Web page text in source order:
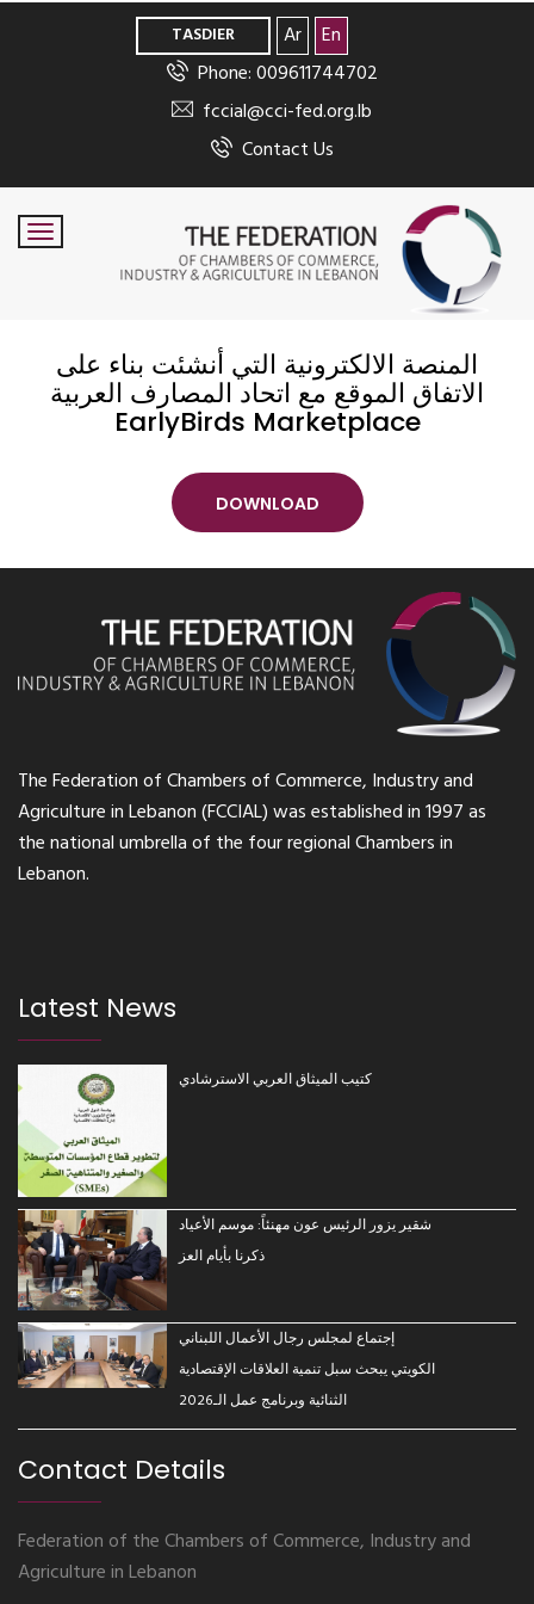
TASDIER Ar
En
Phone: 009611744702
fccial@cci-fed.org.lb
Contact Us
المنصة الالكترونية التي أنشئت بناء على
الاتفاق الموقع مع اتحاد المصارف العربية
EarlyBirds Marketplace
DOWNLOAD
The Federation of Chambers of Commerce, Industry and
Agriculture in Lebanon (FCCIAL) was established in 1997 as
the national umbrella of the four regional Chambers in
Lebanon.
Latest News
كتيب الميثاق العربي الاسترشادي
شقير يزور الرئيس عون مهنئاً: موسم الأعياد
ذكرنا بأيام العز
إجتماع لمجلس رجال الأعمال اللبناني
الكويتي يبحث سبل تنمية العلاقات الإقتصادية
الثنائية وبرنامج عمل الـ2026
Contact Details
Federation of the Chambers of Commerce, Industry and
Agriculture in Lebanon